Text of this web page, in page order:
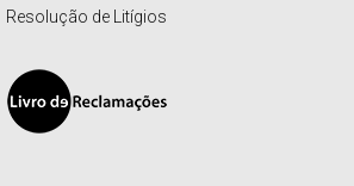
Resolução de Litígios